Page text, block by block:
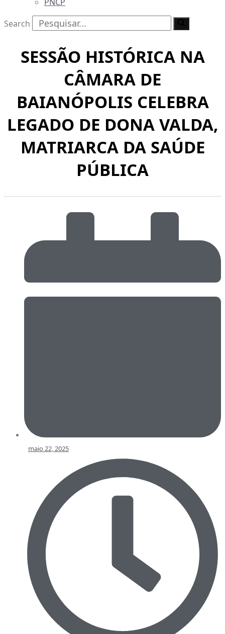
Search
SESSÃO HISTÓRICA NA
CÂMARA DE
BAIANÓPOLIS CELEBRA
LEGADO DE DONA VALDA,
MATRIARCA DA SAÚDE
PÚBLICA
maio 22, 2025